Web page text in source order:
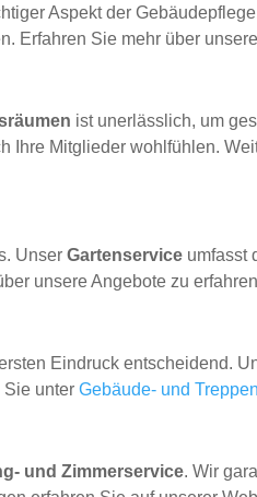
Aspekt der
Erfahren Sie mehr über unsere
ist unerlässlich, um
Mitglieder wohlfühlen.
UnserGartenservice umfasst
unsere Angebote zu
Eindruck entscheidend.
Sie unterGebäude- und
und Zimmerservice. Wir